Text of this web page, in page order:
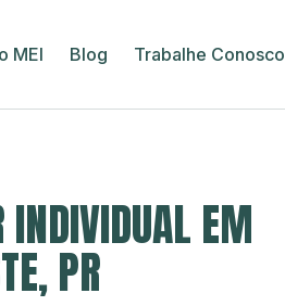
MEI Blog Trabalhe Conosco
INDIVIDUAL EM
PR